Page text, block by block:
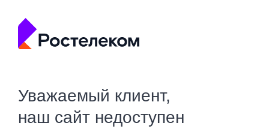
Уважаемый клиент,
наш сайт недоступен